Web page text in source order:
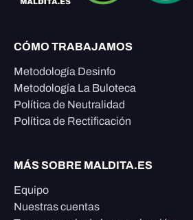
CÓMO TRABAJAMOS
Metodología Desinfo
Metodología La Buloteca
Política de Neutralidad
Política de Rectificación
MÁS SOBRE MALDITA.ES
Equipo
Nuestras cuentas